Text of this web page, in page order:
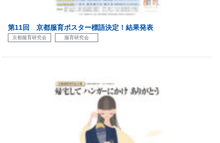
第11回 京都服育ポスター標語決定！結果発表
京都服育研究会 服育研究会